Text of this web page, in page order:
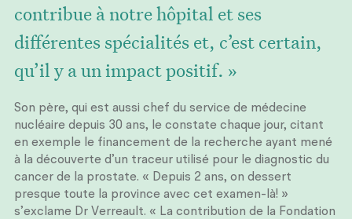
contribue à notre hôpital et ses
différentes spécialités et, c’est certain,
qu’il y a un impact positif. »
Son père, qui est aussi chef du service de médecine
nucléaire depuis 30 ans, le constate chaque jour, citant
en exemple le financement de la recherche ayant mené
à la découverte d’un traceur utilisé pour le diagnostic du
cancer de la prostate. « Depuis 2 ans, on dessert
presque toute la province avec cet examen-là! »
s’exclame Dr Verreault. « La contribution de la Fondation